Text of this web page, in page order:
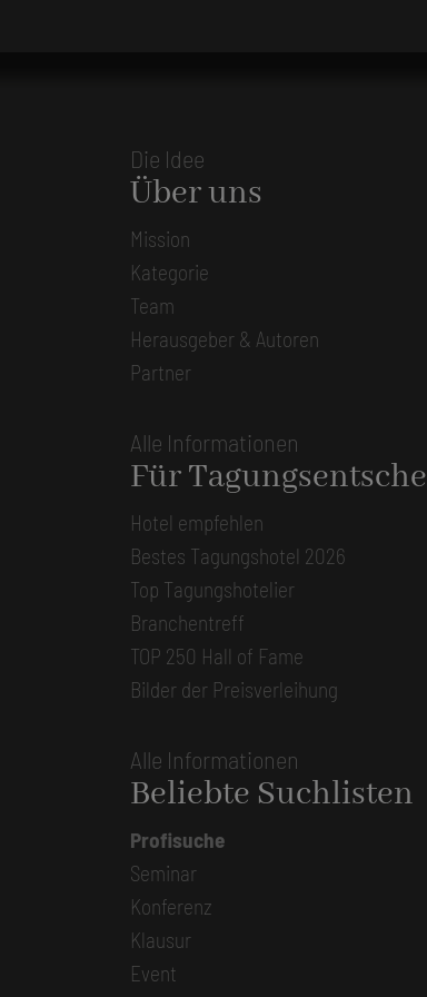
Die Idee
Über uns
Mission
Kategorie
Team
Herausgeber & Autoren
Partner
Alle Informationen
Für
Hotel empfehlen
Bestes Tagungshotel 2026
Top Tagungshotelier
Branchentreff
TOP 250 Hall of Fame
Bilder der Preisverleihung
Alle Informationen
Beliebte Suchlisten
Profisuche
Seminar
Konferenz
Klausur
Event